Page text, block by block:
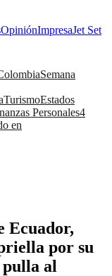
OpiniónImpresaJet Set
Semana
TurismoEstados
Personales4
en
Ecuador,
por su
al